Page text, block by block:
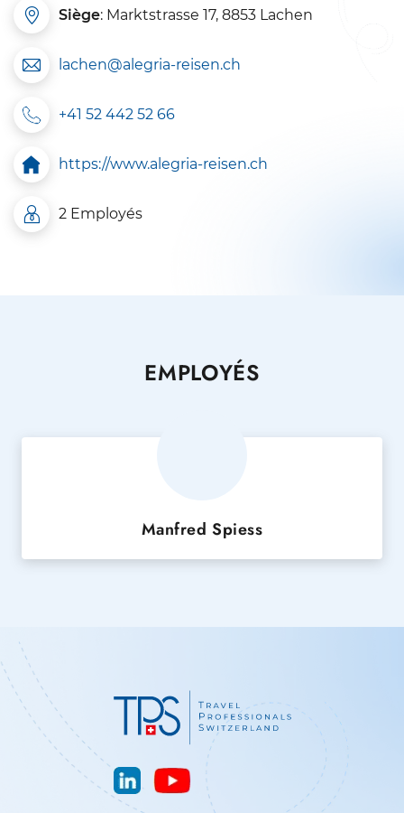
Siège: Marktstrasse 17, 8853 Lachen
lachen@alegria-reisen.ch
+41 52 442 52 66
https://www.alegria-reisen.ch
2 Employés
EMPLOYÉS
Manfred Spiess